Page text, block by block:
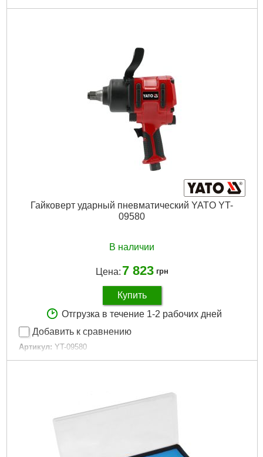
Гайковерт ударный пневматический YATO YT-
09580
В наличии
Цена: 7 823 грн
Купить
Отгрузка в течение 1-2 рабочих дней
Добавить к сравнению
Артикул: YT-09580
Код товара: 30.98.23
Подробнее...